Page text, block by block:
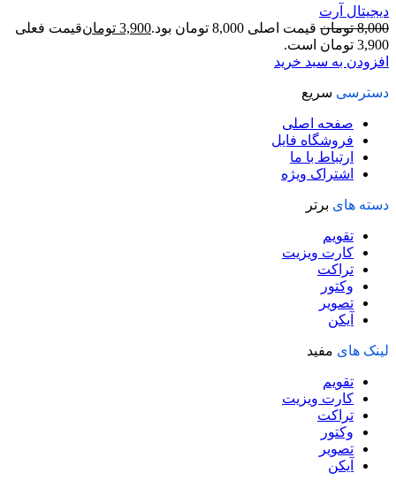
دیجیتال آرت
8,000 تومان قیمت اصلی 8,000 تومان بود. 3,900 تومانقیمت فعلی
3,900 تومان است.
افزودن به سبد خرید
دسترسی سریع
صفحه اصلی
فروشگاه فایل
ارتباط با ما
اشتراک ویژه
دسته های برتر
تقویم
کارت ویزیت
تراکت
وکتور
تصویر
آیکن
لینک های مفید
تقویم
کارت ویزیت
تراکت
وکتور
تصویر
آیکن